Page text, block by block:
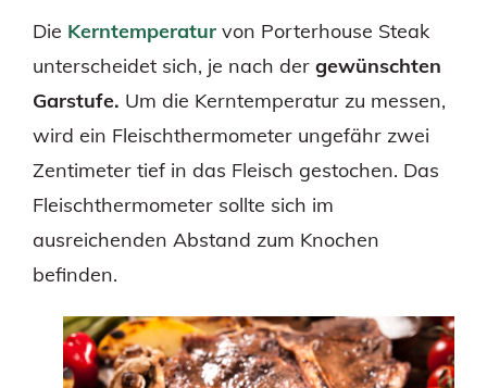
Die Kerntemperatur von Porterhouse Steak
unterscheidet sich, je nach der gewünschten
Garstufe. Um die Kerntemperatur zu messen,
wird ein Fleischthermometer ungefähr zwei
Zentimeter tief in das Fleisch gestochen. Das
Fleischthermometer sollte sich im
ausreichenden Abstand zum Knochen
befinden.